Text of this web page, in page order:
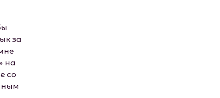
за
на
со